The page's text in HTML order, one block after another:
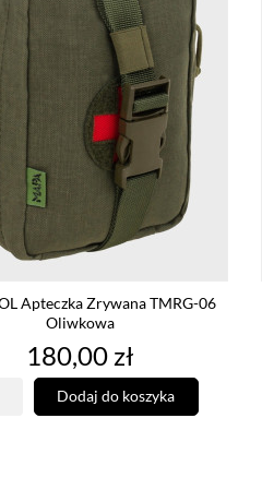
Apteczka Zrywana TMRG-06
Oliwkowa
Cena
180,00 zł
Dodaj do koszyka